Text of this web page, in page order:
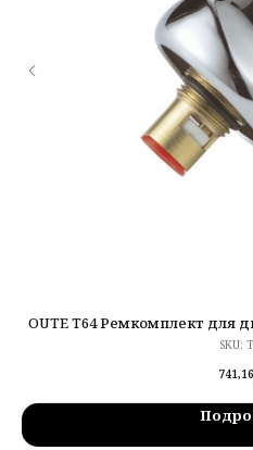
OUTE T64 Ремкомплект для
SKU:
741,16